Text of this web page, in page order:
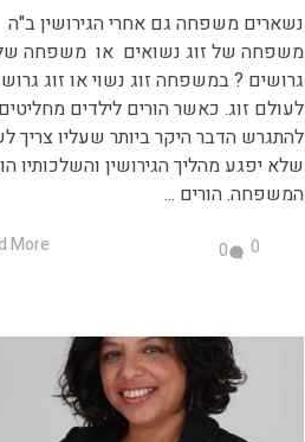
נשארים משפחה גם אחרי הגירושין ב"ה
משפחה של זוג נשואים או משפחה
גרושים ? במשפחה זוג נשוי או זוג
לעולם זוג. כאשר הורים לילדים מחליטים
להתגרש הדבר היקר ביותר שעליו צריך
שלא יפגע מהליך הגירושין והשלכותיו
המשפחה. הורים ...
More 0
0